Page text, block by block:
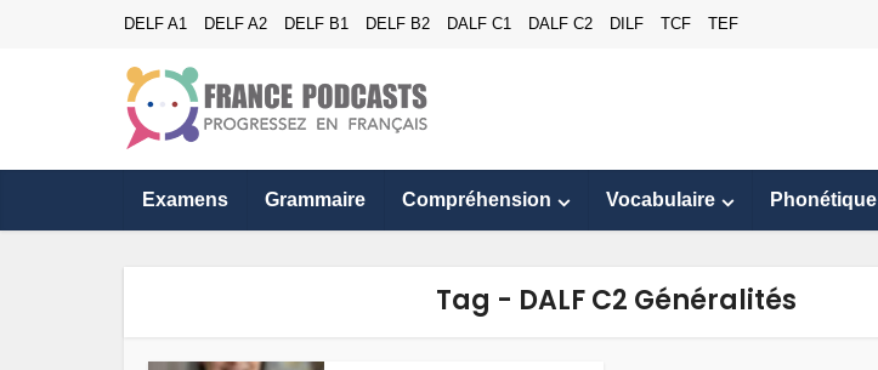
DELF A1 DELF A2 DELF B1 DELF B2 DALF C1 DALF C2 DILF TCF TEF
Examens Grammaire Compréhension Vocabulaire Phonétique
Tag - DALF C2 Généralités